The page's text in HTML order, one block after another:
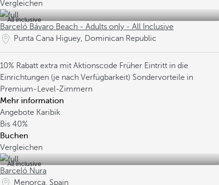
Vergleichen
All inclusive
Barceló Bávaro Beach - Adults only - All Inclusive
Punta Cana Higuey, Dominican Republic
10% Rabatt extra mit Aktionscode Früher Eintritt in die
Einrichtungen (je nach Verfügbarkeit) Sondervorteile in
Premium-Level-Zimmern
Mehr information
Angebote Karibik
Bis 40%
Buchen
Vergleichen
All inclusive
Barceló Nura
Menorca, Spain